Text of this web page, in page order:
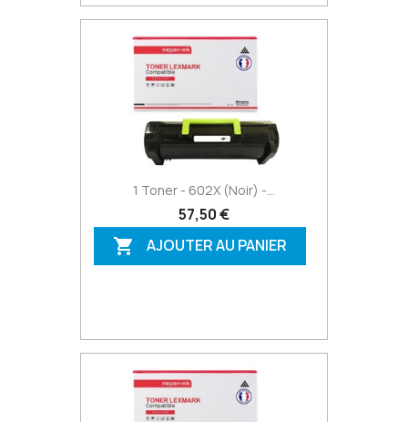
1 Toner - 602X (Noir) -...
57,50 €
 AJOUTER AU PANIER